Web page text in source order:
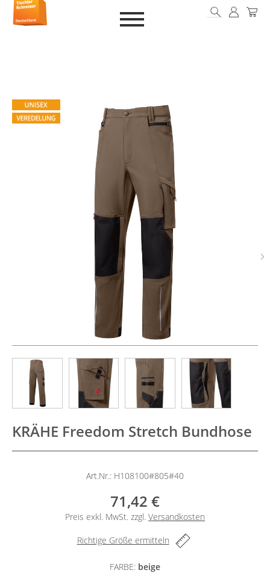
KRÄHE Freedom Stretch Bundhose
Art.Nr.: H108100#805#40
71,42 €
Preis exkl. MwSt. zzgl. Versandkosten
Richtige Größe ermitteln
FARBE: beige